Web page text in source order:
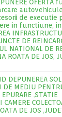
OFERTA
de executie
in functiune, in
DE
NATIONAL DE
ROATA DE JOS,
DEPUNEREA
DE MEDIU
,STATIE
CAMERE
DE JOS